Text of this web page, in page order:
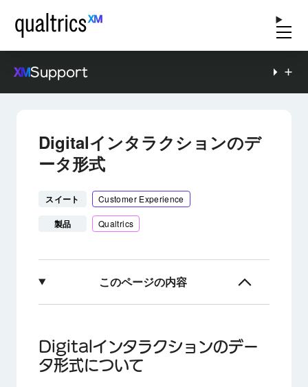
Support
Digitalインタラクションのデ
ータ形式
スイート Customer Experience
製品 Qualtrics
このページの内容
DigitalインタラクションのCSVおよびExcelの
書式設定
Digitalインタラクションのデー
タ形式について